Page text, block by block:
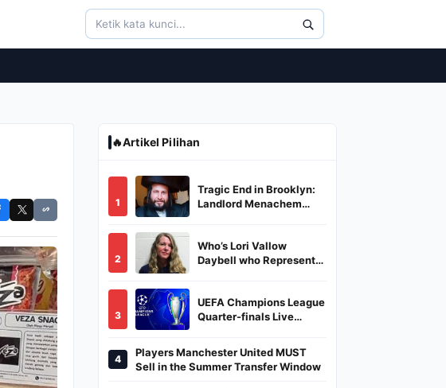
🔥Artikel Pilihan
1
Tragic End in Brooklyn:
Landlord Menachem
Burned in a Dumpster
2
Who’s Lori Vallow
Daybell who Represents
3
UEFA Champions League
Quarter-finals Live
And Where To Watch
4
Players Manchester United MUST
Sell in the Summer Transfer Window